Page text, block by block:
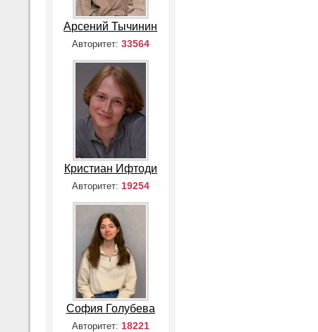
Арсений Тычинин
Авторитет: 33564
Кристиан Ифтоди
Авторитет: 19254
София Голубева
Авторитет: 18221